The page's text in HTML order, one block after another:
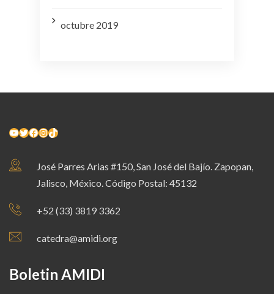
octubre 2019
YouTube Twitter Facebook InstagramTikTok
José Parres Arias #150, San José del Bajío. Zapopan,
Jalisco, México. Código Postal: 45132
+52 (33) 3819 3362
catedra@amidi.org
Boletin AMIDI